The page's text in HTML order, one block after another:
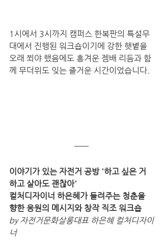
1시에서 3시까지 캠퍼스 한복판의 특설무
대에서 진행된 워크숍이기에 강한 햇볕을
오래 쬐야 했음에도 흥겨운 젬배 리듬과 함
께 무더위도 잊는 즐거운 시간이었습니다.
이야기가 있는 자전거 공방 '하고 싶은 거
하고 살아도 괜찮아'
컬처디자이너 하은혜가 들려주는 청춘을
향한 응원의 메시지와 창작 직조 워크숍
by 자전거문화살롱대표 하은혜 컬처디자이
너